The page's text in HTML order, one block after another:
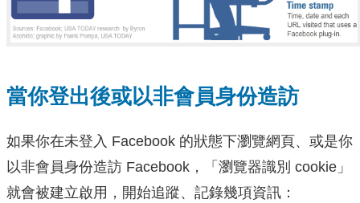
當你登出後或以非會員身份造訪
如果你在未登入 Facebook 的狀態下瀏覽網頁、或是你
以非會員身份造訪 Facebook，「瀏覽器識別 cookie」
就會被建立啟用，開始追蹤、記錄幾項資訊：